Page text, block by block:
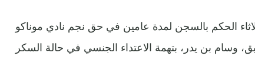
الحكم بالسجن لمدة عامين في حق نجم نادي موناكو